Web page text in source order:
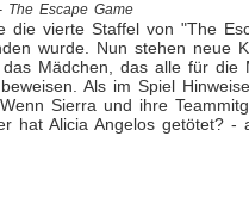
The Escape Game
die vierte Staffel von "The
wurde. Nun stehen neue
Mädchen, das alle für
Als im Spiel
Sierra und ihre
hat Alicia Angelos getötet? -